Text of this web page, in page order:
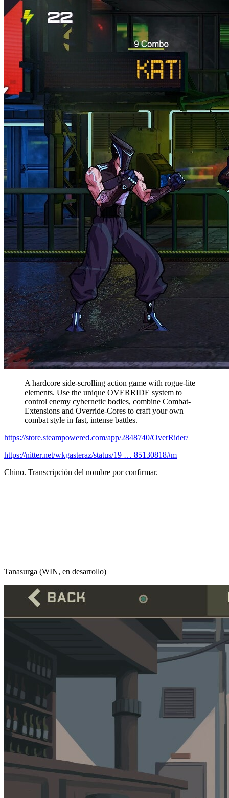
A hardcore side-scrolling action game with rogue-lite
elements. Use the unique OVERRIDE system to
control enemy cybernetic bodies, combine Combat-
Extensions and Override-Cores to craft your own
combat style in fast, intense battles.
https://store.steampowered.com/app/2848740/OverRider/
https://nitter.net/wkgasteraz/status/19 … 85130818#m
Chino. Transcripción del nombre por confirmar.
Tanasurga (WIN, en desarrollo)